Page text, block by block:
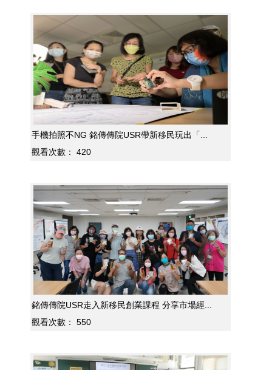
手機拍照不NG 銘傳傳院USR帶新移民玩出「...
觀看次數：
420
銘傳傳院USR走入新移民創業課程 分享市場經...
觀看次數：
550